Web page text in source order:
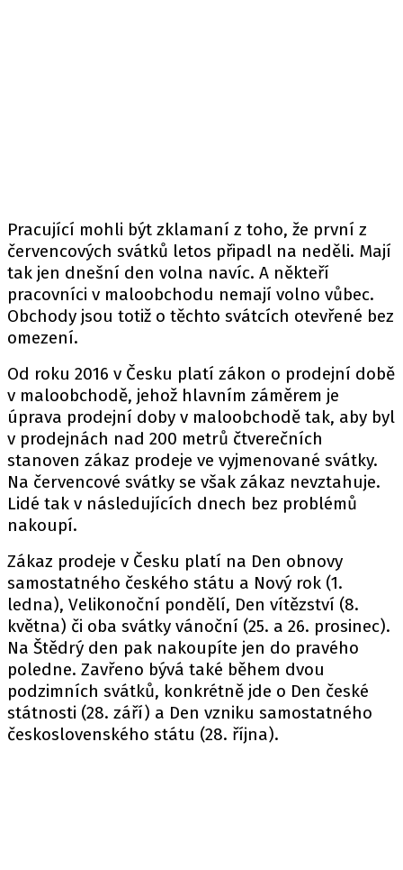
Pracující mohli být zklamaní z toho, že první z
červencových svátků letos připadl na neděli. Mají
tak jen dnešní den volna navíc. A někteří
pracovníci v maloobchodu nemají volno vůbec.
Obchody jsou totiž o těchto svátcích otevřené bez
omezení.
Od roku 2016 v Česku platí zákon o prodejní době
v maloobchodě, jehož hlavním záměrem je
úprava prodejní doby v maloobchodě tak, aby byl
v prodejnách nad 200 metrů čtverečních
stanoven zákaz prodeje ve vyjmenované svátky.
Na červencové svátky se však zákaz nevztahuje.
Lidé tak v následujících dnech bez problémů
nakoupí.
Zákaz prodeje v Česku platí na Den obnovy
samostatného českého státu a Nový rok (1.
ledna), Velikonoční pondělí, Den vítězství (8.
května) či oba svátky vánoční (25. a 26. prosinec).
Na Štědrý den pak nakoupíte jen do pravého
poledne. Zavřeno bývá také během dvou
podzimních svátků, konkrétně jde o Den české
státnosti (28. září) a Den vzniku samostatného
československého státu (28. října).